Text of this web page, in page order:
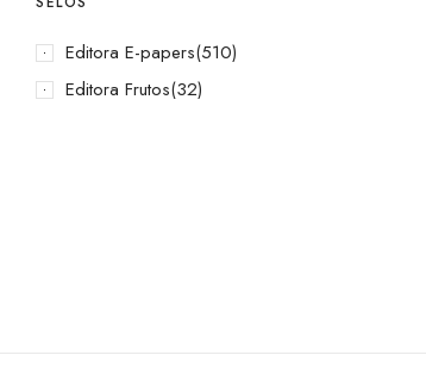
Editora E-papers(510)
Editora Frutos(32)